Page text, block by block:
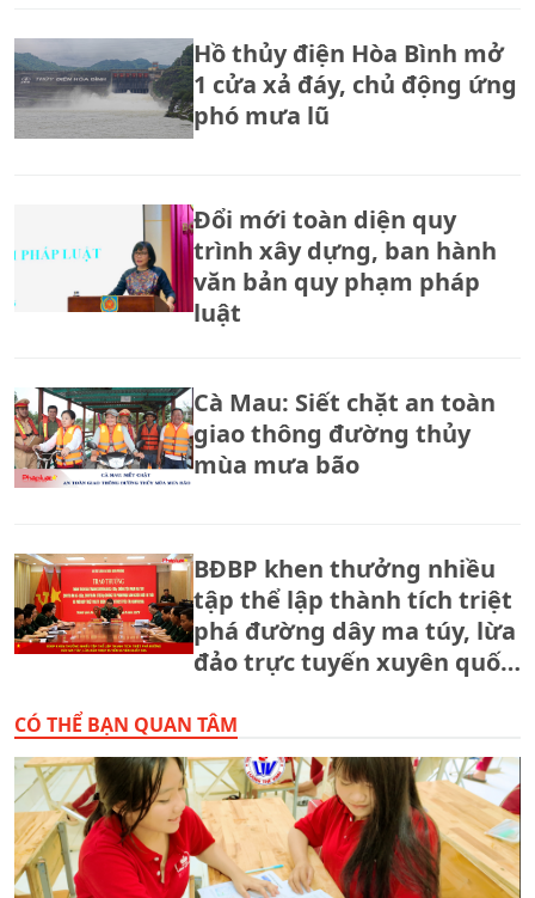
Hồ thủy điện Hòa Bình mở
1 cửa xả đáy, chủ động ứng
phó mưa lũ
Đổi mới toàn diện quy
trình xây dựng, ban hành
văn bản quy phạm pháp
luật
Cà Mau: Siết chặt an toàn
giao thông đường thủy
mùa mưa bão
BĐBP khen thưởng nhiều
tập thể lập thành tích triệt
phá đường dây ma túy, lừa
đảo trực tuyến xuyên quốc
CÓ THỂ BẠN QUAN TÂM